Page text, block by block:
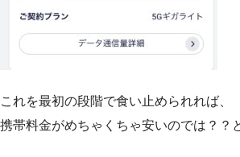
これを最初の段階で食い止められれば、
携帯料金がめちゃくちゃ安いのでは？？